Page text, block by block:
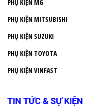
PHỤ KIỆN MG
PHỤ KIỆN MITSUBISHI
PHỤ KIỆN SUZUKI
PHỤ KIỆN TOYOTA
PHỤ KIỆN VINFAST
TIN TỨC & SỰ KIỆN